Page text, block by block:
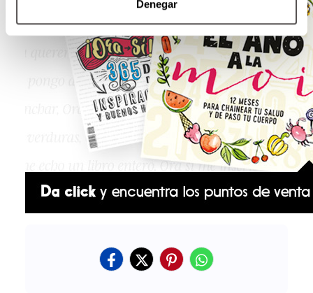
Denegar